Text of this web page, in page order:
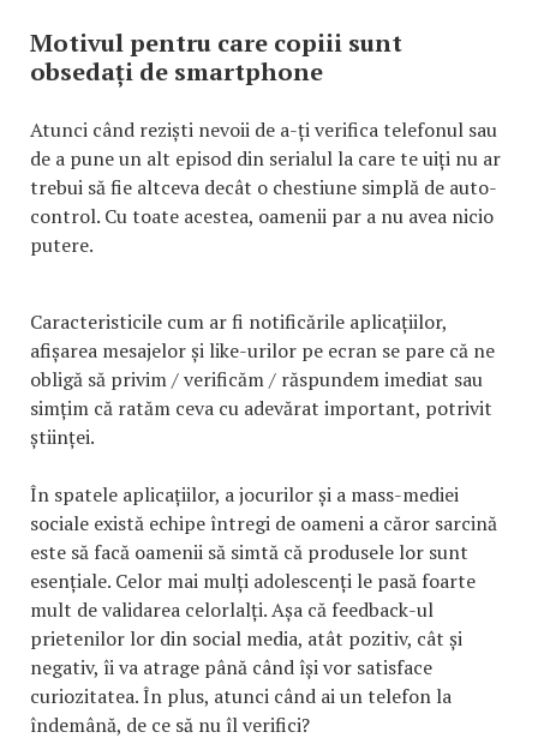
Motivul pentru care copiii sunt
obsedați de smartphone
Atunci când reziști nevoii de a-ți verifica telefonul sau
de a pune un alt episod din serialul la care te uiți nu ar
trebui să fie altceva decât o chestiune simplă de auto-
control. Cu toate acestea, oamenii par a nu avea nicio
putere.
Caracteristicile cum ar fi notificările aplicațiilor,
afișarea mesajelor și like-urilor pe ecran se pare că ne
obligă să privim / verificăm / răspundem imediat sau
simțim că ratăm ceva cu adevărat important, potrivit
științei.
În spatele aplicațiilor, a jocurilor și a mass-mediei
sociale există echipe întregi de oameni a căror sarcină
este să facă oamenii să simtă că produsele lor sunt
esențiale. Celor mai mulți adolescenți le pasă foarte
mult de validarea celorlalți. Așa că feedback-ul
prietenilor lor din social media, atât pozitiv, cât și
negativ, îi va atrage până când își vor satisface
curiozitatea. În plus, atunci când ai un telefon la
îndemână, de ce să nu îl verifici?